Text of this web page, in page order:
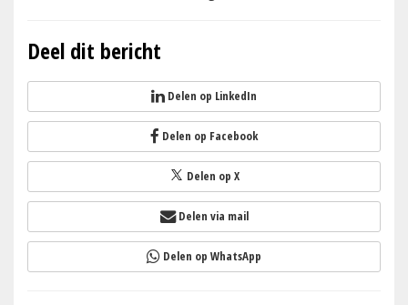
Deel dit bericht
Delen op LinkedIn
Delen op Facebook
Delen op X
Delen via mail
Delen op WhatsApp